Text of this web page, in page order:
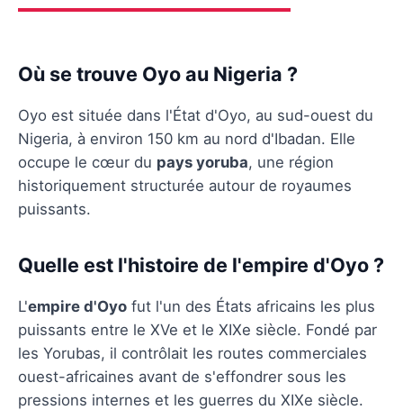
Où se trouve Oyo au Nigeria ?
Oyo est située dans l'État d'Oyo, au sud-ouest du
Nigeria, à environ 150 km au nord d'Ibadan. Elle
occupe le cœur du pays yoruba, une région
historiquement structurée autour de royaumes
puissants.
Quelle est l'histoire de l'empire d'Oyo ?
L'empire d'Oyo fut l'un des États africains les plus
puissants entre le XVe et le XIXe siècle. Fondé par
les Yorubas, il contrôlait les routes commerciales
ouest-africaines avant de s'effondrer sous les
pressions internes et les guerres du XIXe siècle.